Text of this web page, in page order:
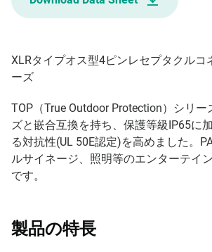
XLRタイプオス型4ピンレセプタクルコ
ーズ
TOP（True Outdoor Protection）シリー
ズと嵌合互換を持ち、保護等級IP65に
る対抗性(UL 50E認定)を高めました。
ルサイネージ、照明等のエンターテイ
です。
製品の特長